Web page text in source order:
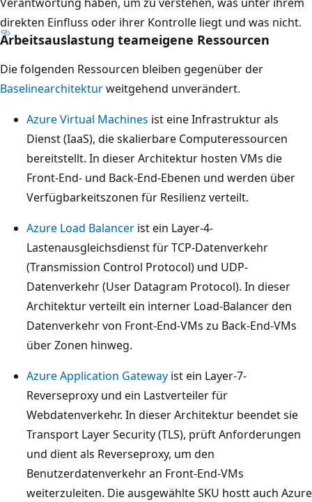
direkten Einfluss oder ihrer Kontrolle liegt und was nicht.
Arbeitsauslastung teameigene Ressourcen
Die folgenden Ressourcen bleiben gegenüber der
Baselinearchitekturweitgehend unverändert.
Azure Virtual Machines ist eine Infrastruktur als
Dienst (IaaS), die skalierbare Computeressourcen
bereitstellt. In dieser Architektur hosten VMs die
Front-End- und Back-End-Ebenen und werden über
Verfügbarkeitszonen für Resilienz verteilt.
Azure Load Balancer ist ein Layer-4-
Lastenausgleichsdienst für TCP-Datenverkehr
(Transmission Control Protocol) und UDP-
Datenverkehr (User Datagram Protocol). In dieser
Architektur verteilt ein interner Load-Balancer den
Datenverkehr von Front-End-VMs zu Back-End-VMs
über Zonen hinweg.
Azure Application Gateway ist ein Layer-7-
Reverseproxy und ein Lastverteiler für
Webdatenverkehr. In dieser Architektur beendet sie
Transport Layer Security (TLS), prüft Anforderungen
und dient als Reverseproxy, um den
Benutzerdatenverkehr an Front-End-VMs
weiterzuleiten. Die ausgewählte SKU hostt auch Azure